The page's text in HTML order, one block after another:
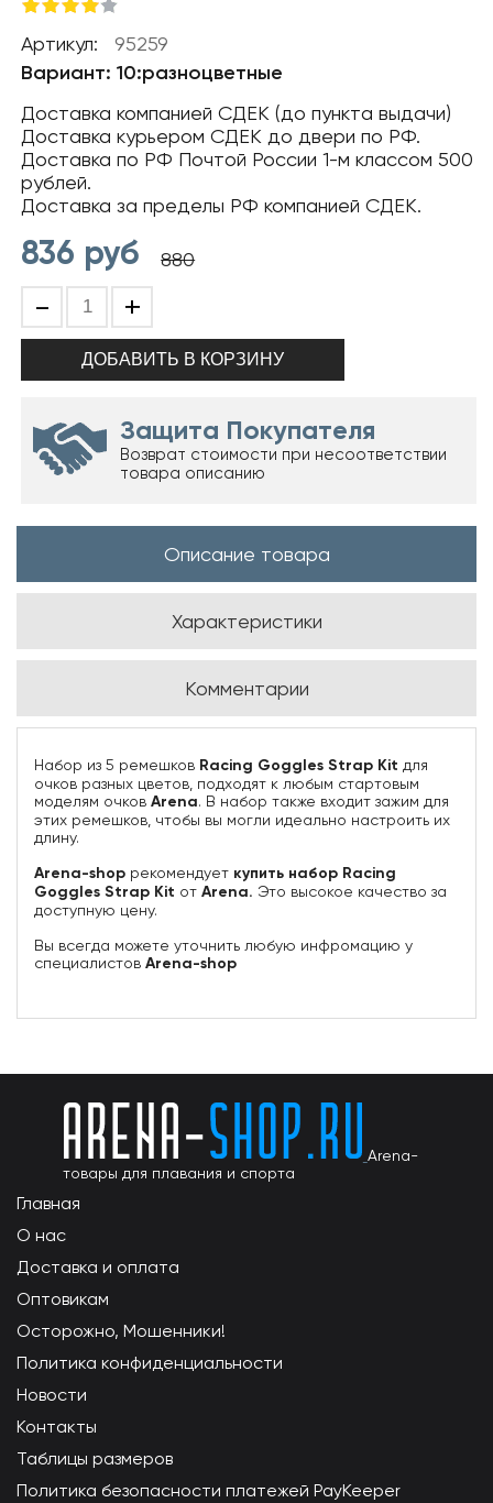
Артикул: 95259
Вариант: 10:разноцветные
Доставка компанией СДЕК (до пункта выдачи)
Доставка курьером СДЕК до двери по РФ.
Доставка по РФ Почтой России 1-м классом 500
рублей.
Доставка за пределы РФ компанией СДЕК.
836 руб 880
- +
Защита Покупателя
Возврат стоимости при несоответствии
товара описанию
Описание товара
Характеристики
Комментарии
Набор из 5 ремешков Racing Goggles Strap Kit для
очков разных цветов, подходят к любым стартовым
моделям очков Arena. В набор также входит зажим для
этих ремешков, чтобы вы могли идеально настроить их
длину.
Arena-shop рекомендует купить набор Racing
Goggles Strap Kit от Arena. Это высокое качество за
доступную цену.
Вы всегда можете уточнить любую инфромацию у
специалистов Arena-shop
Arena-
товары для плавания и спорта
Главная
О нас
Доставка и оплата
Оптовикам
Осторожно, Мошенники!
Политика конфиденциальности
Новости
Контакты
Таблицы размеров
Политика безопасности платежей PayKeeper